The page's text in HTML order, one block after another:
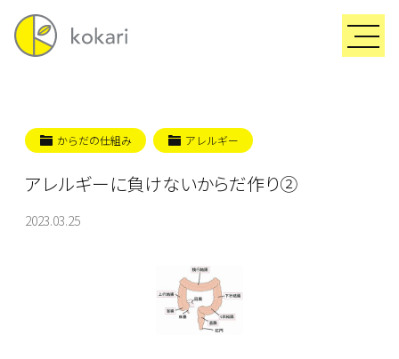
からだの仕組み アレルギー
アレルギーに負けないからだ作り②
2023.03.25